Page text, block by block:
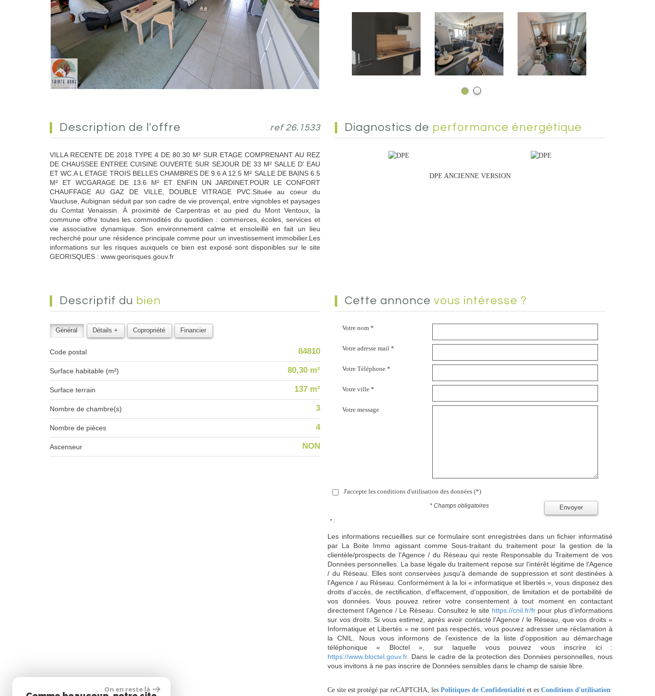
description de l'offre ref 26.1533
VILLA RECENTE DE 2018 TYPE 4 DE 80.30 M² SUR ETAGE COMPRENANT AU REZ
DE CHAUSSEE ENTREE CUISINE OUVERTE SUR SEJOUR DE 33 M² SALLE D' EAU
ET WC.A L ETAGE TROIS BELLES CHAMBRES DE 9.6 A 12.5 M² SALLE DE BAINS 6.5
M² ET WCGARAGE DE 13.6 M² ET ENFIN UN JARDINET.POUR LE CONFORT
CHAUFFAGE AU GAZ DE VILLE, DOUBLE VITRAGE PVC.Située au coeur du
Vaucluse, Aubignan séduit par son cadre de vie provençal, entre vignobles et paysages
du Comtat Venaissin. À proximité de Carpentras et au pied du Mont Ventoux, la
commune offre toutes les commodités du quotidien : commerces, écoles, services et
vie associative dynamique. Son environnement calme et ensoleillé en fait un lieu
recherché pour une résidence principale comme pour un investissement immobilier.Les
informations sur les risques auxquels ce bien est exposé sont disponibles sur le site
GEORISQUES : www.georisques.gouv.fr
diagnostics de performance énergétique
DPE ANCIENNE VERSION
descriptif du bien
Général Détails + Copropriété Financier
Code postal 84810
Surface habitable (m²) 80,30 m²
surface terrain 137 m²
Nombre de chambre(s) 3
Nombre de pièces 4
Ascenseur NON
cette annonce vous intéresse ?
Votre nom *
Votre adresse mail *
Votre Téléphone *
Votre ville *
Votre message
J'accepte les conditions d'utilisation des données (*)
Envoyer
* Champs obligatoires
* :
Les informations recueillies sur ce formulaire sont enregistrées dans un fichier informatisé
par La Boite Immo agissant comme Sous-traitant du traitement pour la gestion de la
clientèle/prospects de l'Agence / du Réseau qui reste Responsable du Traitement de vos
Données personnelles. La base légale du traitement repose sur l'intérêt légitime de l'Agence
/ du Réseau. Elles sont conservées jusqu'à demande de suppression et sont destinées à
l'Agence / au Réseau. Conformément à la loi « informatique et libertés », vous disposez des
droits d’accès, de rectification, d’effacement, d’opposition, de limitation et de portabilité de
vos données. Vous pouvez retirer votre consentement à tout moment en contactant
directement l’Agence / Le Réseau. Consultez le site https://cnil.fr/frpour plus d’informations
sur vos droits. Si vous estimez, après avoir contacté l'Agence / le Réseau, que vos droits «
Informatique et Libertés » ne sont pas respectés, vous pouvez adresser une réclamation à
la CNIL. Nous vous informons de l’existence de la liste d'opposition au démarchage
téléphonique « Bloctel », sur laquelle vous pouvez vous inscrire ici :
https://www.bloctel.gouv.fr. Dans le cadre de la protection des Données personnelles, nous
vous invitons à ne pas inscrire de Données sensibles dans le champ de saisie libre.
Ce site est protégé par reCAPTCHA, les Politiques de Confidentialité et es Conditions d'utilisation
On en reste là